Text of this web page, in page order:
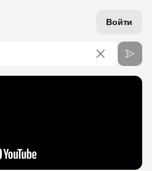
Войти